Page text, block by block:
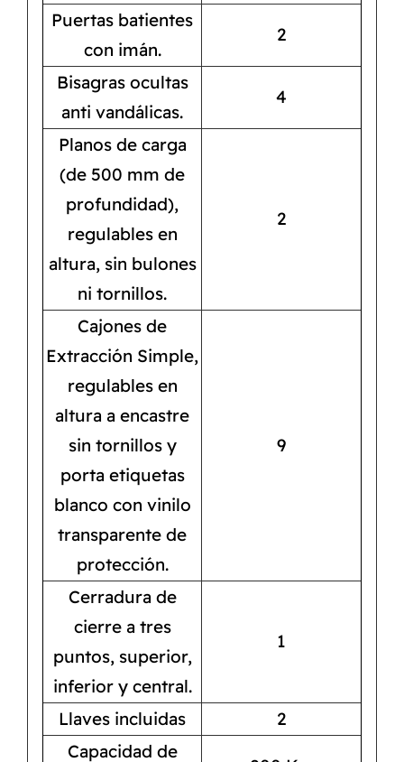
Puertas batientes
con imán.
2
Bisagras ocultas
anti vandálicas.
4
Planos de carga
(de 500 mm de
profundidad),
regulables en
altura, sin bulones
ni tornillos.
2
Cajones de
Extracción Simple,
regulables en
altura a encastre
sin tornillos y
porta etiquetas
blanco con vinilo
transparente de
protección.
9
Cerradura de
cierre a tres
puntos, superior,
inferior y central.
1
Llaves incluidas
2
Capacidad de